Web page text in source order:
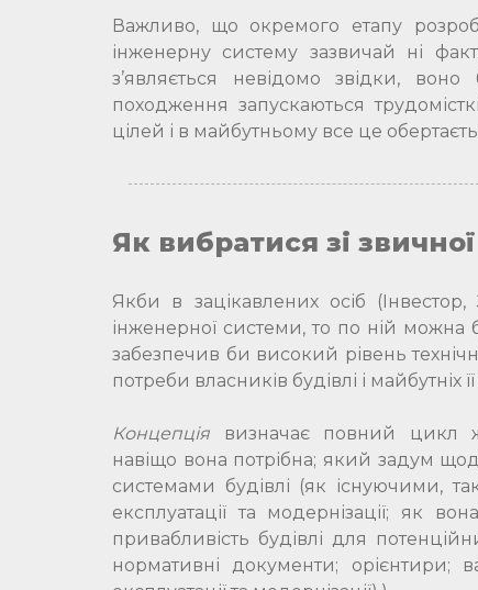
Важливо, що окремого етапу
інженерну систему зазвичай ні
з’являється невідомо звідки,
походження запускаються
цілей і в майбутньому все це
Як вибратися зі звичної
Якби в зацікавлених осіб
інженерної системи, то по ній можна
забезпечив би високий рівень
потреби власників будівлі і майбутніх
Концепція
визначає повний цикл
навіщо вона потрібна; який задум
системами будівлі (як існуючими,
експлуатації та модернізації; як
привабливість будівлі для
нормативні документи; орієнтири;